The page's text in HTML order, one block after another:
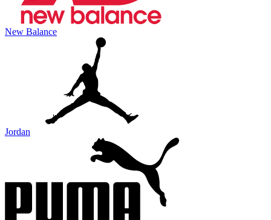
New Balance
Jordan